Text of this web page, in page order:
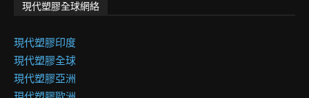
現代塑膠全球網絡
現代塑膠印度
現代塑膠全球
現代塑膠亞洲